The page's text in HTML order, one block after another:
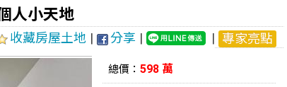
人小天地
收藏房屋土地 | 分享 | | 專家亮點
總價： 598 萬